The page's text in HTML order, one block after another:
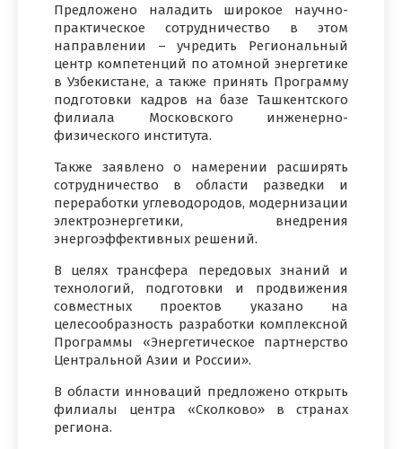
Предложено наладить широкое научно-
практическое сотрудничество в этом
направлении – учредить Региональный
центр компетенций по атомной энергетике
в Узбекистане, а также принять Программу
подготовки кадров на базе Ташкентского
филиала Московского инженерно-
физического института.
Также заявлено о намерении расширять
сотрудничество в области разведки и
переработки углеводородов, модернизации
электроэнергетики, внедрения
энергоэффективных решений.
В целях трансфера передовых знаний и
технологий, подготовки и продвижения
совместных проектов указано на
целесообразность разработки комплексной
Программы «Энергетическое партнерство
Центральной Азии и России».
В области инноваций предложено открыть
филиалы центра «Сколково» в странах
региона.